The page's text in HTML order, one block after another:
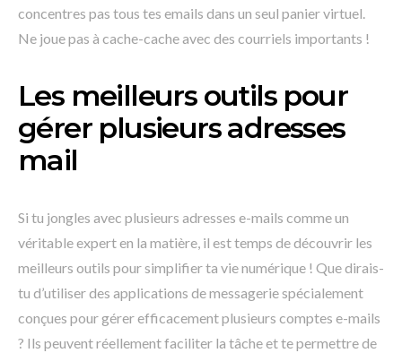
concentres pas tous tes emails dans un seul panier virtuel.
Ne joue pas à cache-cache avec des courriels importants !
Les meilleurs outils pour
gérer plusieurs adresses
mail
Si tu jongles avec plusieurs adresses e-mails comme un
véritable expert en la matière, il est temps de découvrir les
meilleurs outils pour simplifier ta vie numérique ! Que dirais-
tu d’utiliser des applications de messagerie spécialement
conçues pour gérer efficacement plusieurs comptes e-mails
? Ils peuvent réellement faciliter la tâche et te permettre de